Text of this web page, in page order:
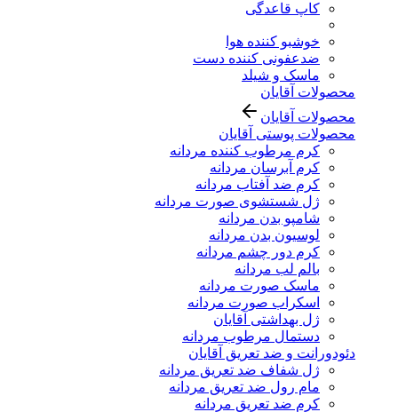
کاپ قاعدگی
خوشبو کننده هوا
ضدعفونی کننده دست
ماسک و شیلد
محصولات آقایان
محصولات آقایان
محصولات پوستی آقایان
کرم مرطوب کننده مردانه
کرم آبرسان مردانه
کرم ضد آفتاب مردانه
ژل شستشوی صورت مردانه
شامپو بدن مردانه
لوسیون بدن مردانه
کرم دور چشم مردانه
بالم لب مردانه
ماسک صورت مردانه
اسکراب صورت مردانه
ژل بهداشتی آقایان
دستمال مرطوب مردانه
دئودورانت و ضد تعریق آقایان
ژل شفاف ضد تعریق مردانه
مام رول ضد تعریق مردانه
کرم ضد تعریق مردانه